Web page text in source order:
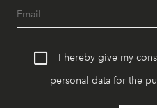
I hereby give my
personal data for the